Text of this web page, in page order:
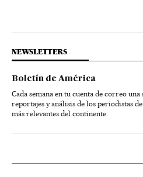
NEWSLETTERS
Boletín de América
Cada semana en tu cuenta de correo
reportajes y análisis de los periodistas
más relevantes del continente.